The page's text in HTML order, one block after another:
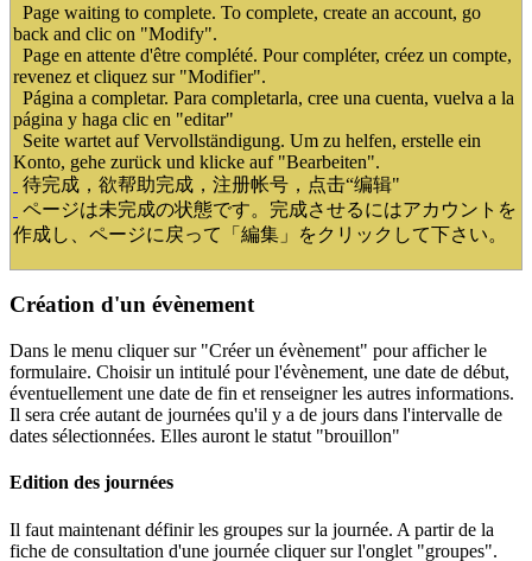
Page waiting to complete. To complete, create an account, go
back and clic on "Modify".
Page en attente d'être complété. Pour compléter, créez un compte,
revenez et cliquez sur "Modifier".
Página a completar. Para completarla, cree una cuenta, vuelva a la
página y haga clic en "editar"
Seite wartet auf Vervollständigung. Um zu helfen, erstelle ein
Konto, gehe zurück und klicke auf "Bearbeiten".
待完成，欲帮助完成，注册帐号，点击“编辑"
ページは未完成の状態です。完成させるにはアカウントを
作成し、ページに戻って「編集」をクリックして下さい。
Création d'un évènement
Dans le menu cliquer sur "Créer un évènement" pour afficher le
formulaire. Choisir un intitulé pour l'évènement, une date de début,
éventuellement une date de fin et renseigner les autres informations.
Il sera crée autant de journées qu'il y a de jours dans l'intervalle de
dates sélectionnées. Elles auront le statut "brouillon"
Edition des journées
Il faut maintenant définir les groupes sur la journée. A partir de la
fiche de consultation d'une journée cliquer sur l'onglet "groupes".